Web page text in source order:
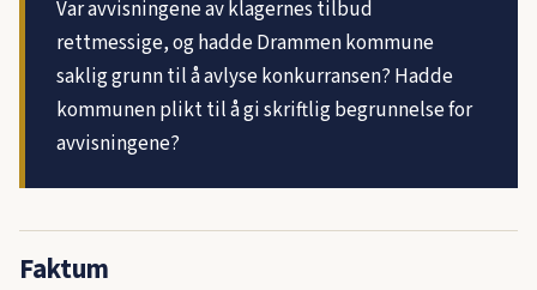
Var avvisningene av klagernes tilbud
rettmessige, og hadde Drammen kommune
saklig grunn til å avlyse konkurransen? Hadde
kommunen plikt til å gi skriftlig begrunnelse for
avvisningene?
Faktum